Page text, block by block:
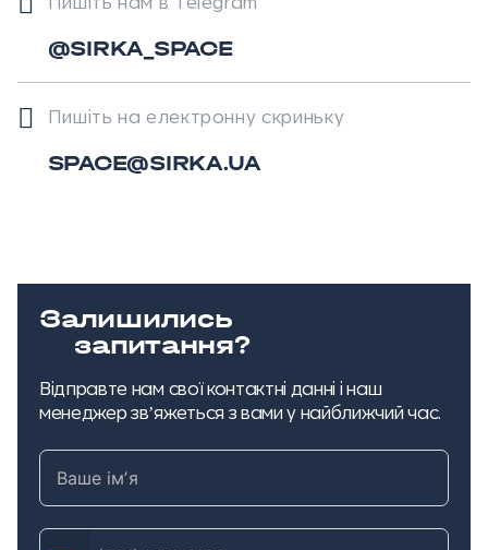
@SIRKA_SPACE
Пишіть на електронну скриньку
SPACE@SIRKA.UA
Залишились
запитання?
Відправте нам свої контактні данні і наш
менеджер звʼяжеться з вами у найближчий час.